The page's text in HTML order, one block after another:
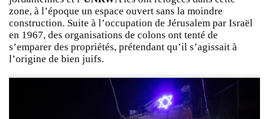
zone, à l’époque un espace ouvert sans la moindre
construction. Suite à l’occupation de Jérusalem par Israël
en 1967, des organisations de colons ont tenté de
s’emparer des propriétés, prétendant qu’il s’agissait à
l’origine de bien juifs.